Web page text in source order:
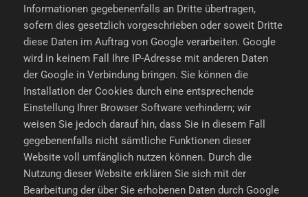
Informationen gegebenenfalls an Dritte übertragen,
sofern dies gesetzlich vorgeschrieben oder soweit Dritte
diese Daten im Auftrag von Google verarbeiten. Google
wird in keinem Fall Ihre IP-Adresse mit anderen Daten
der Google in Verbindung bringen. Sie können die
Installation der Cookies durch eine entsprechende
Einstellung Ihrer Browser Software verhindern; wir
weisen Sie jedoch darauf hin, dass Sie in diesem Fall
gegebenenfalls nicht sämtliche Funktionen dieser
Website voll umfänglich nutzen können. Durch die
Nutzung dieser Website erklären Sie sich mit der
Bearbeitung der über Sie erhobenen Daten durch Google